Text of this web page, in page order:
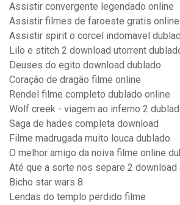
Assistir convergente legendado online
Assistir filmes de faroeste gratis online
Assistir spirit o corcel indomavel
Lilo e stitch 2 download utorrent
Deuses do egito download dublado
Coração de dragão filme online
Rendel filme completo dublado online
Wolf creek - viagem ao inferno 2
Saga de hades completa download
Filme madrugada muito louca dublado
O melhor amigo da noiva filme online
Até que a sorte nos separe 2
Bicho star wars 8
Lendas do templo perdido filme